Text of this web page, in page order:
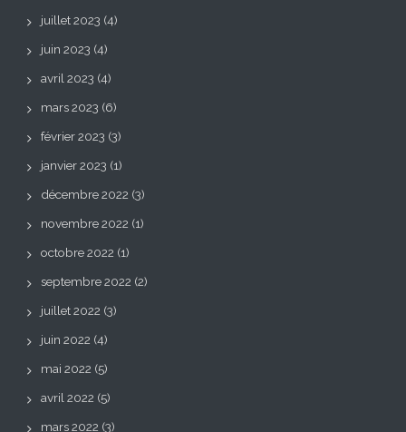
juillet 2023 (4)
juin 2023 (4)
avril 2023 (4)
mars 2023 (6)
février 2023 (3)
janvier 2023 (1)
décembre 2022 (3)
novembre 2022 (1)
octobre 2022 (1)
septembre 2022 (2)
juillet 2022 (3)
juin 2022 (4)
mai 2022 (5)
avril 2022 (5)
mars 2022 (3)